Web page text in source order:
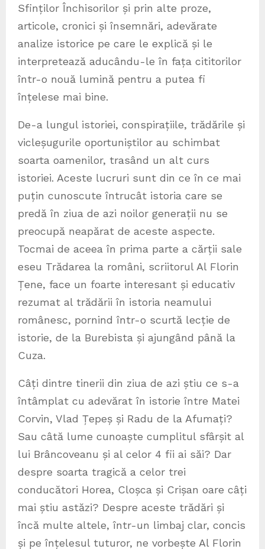
Sfinților Închisorilor și prin alte proze,
articole, cronici și însemnări, adevărate
analize istorice pe care le explică și le
interpretează aducându-le în fața cititorilor
într-o nouă lumină pentru a putea fi
înțelese mai bine.
De-a lungul istoriei, conspirațiile, trădările și
vicleșugurile oportuniștilor au schimbat
soarta oamenilor, trasând un alt curs
istoriei. Aceste lucruri sunt din ce în ce mai
puțin cunoscute întrucât istoria care se
predă în ziua de azi noilor generații nu se
preocupă neapărat de aceste aspecte.
Tocmai de aceea în prima parte a cărții sale
eseu Trădarea la români, scriitorul Al Florin
Țene, face un foarte interesant și educativ
rezumat al trădării în istoria neamului
românesc, pornind într-o scurtă lecție de
istorie, de la Burebista și ajungând până la
Cuza.
Câți dintre tinerii din ziua de azi știu ce s-a
întâmplat cu adevărat în istorie între Matei
Corvin, Vlad Țepeș și Radu de la Afumați?
Sau câtă lume cunoaște cumplitul sfârșit al
lui Brâncoveanu și al celor 4 fii ai săi? Dar
despre soarta tragică a celor trei
conducători Horea, Cloșca și Crișan oare câți
mai știu astăzi? Despre aceste trădări și
încă multe altele, într-un limbaj clar, concis
și pe înțelesul tuturor, ne vorbește Al Florin